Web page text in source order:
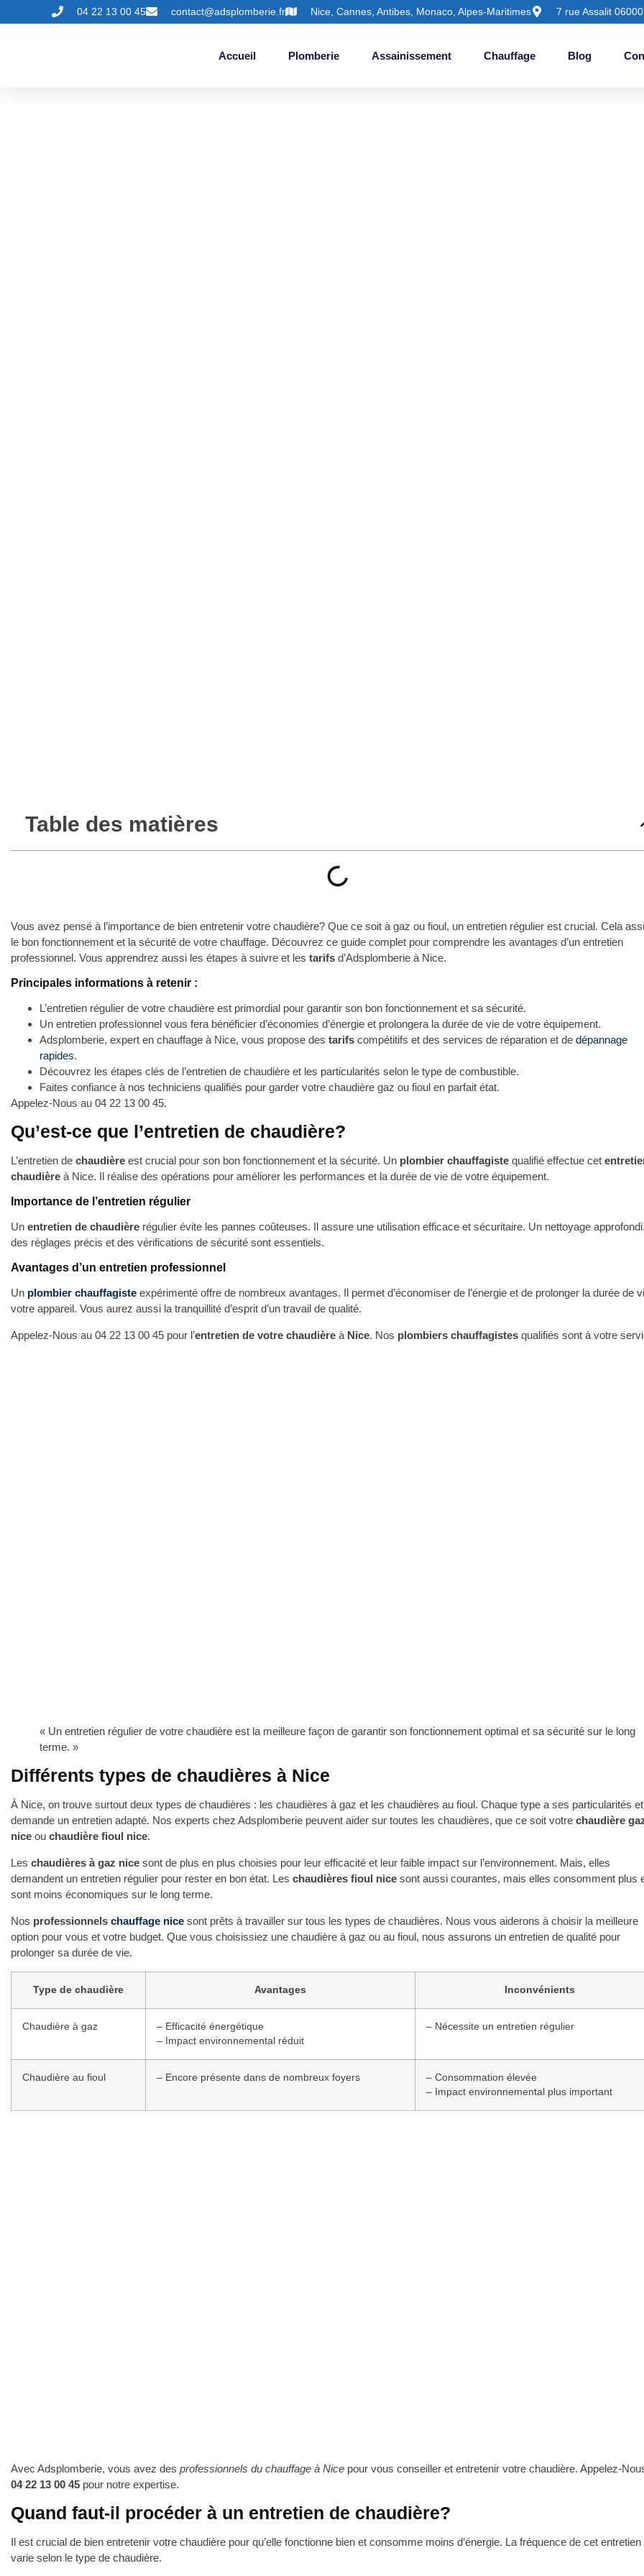
04 22 13 00 45 contact@adsplomberie.fr Nice, Cannes, Antibes, Monaco, Alpes-Maritimes 7 rue Assalit
Accueil Plomberie Assainissement Chauffage Blog
Table des matières
Vous avez pensé à l’importance de bien entretenir votre chaudière? Que ce soit à gaz ou fioul, un entretien régulier est crucial. Cela
le bon fonctionnement et la sécurité de votre chauffage. Découvrez ce guide complet pour comprendre les avantages d’un entretien
professionnel. Vous apprendrez aussi les étapes à suivre et les tarifs d’Adsplomberie à Nice.
Principales informations à retenir :
L’entretien régulier de votre chaudière est primordial pour garantir son bon fonctionnement et sa sécurité.
Un entretien professionnel vous fera bénéficier d’économies d’énergie et prolongera la durée de vie de votre équipement.
Adsplomberie, expert en chauffage à Nice, vous propose des tarifs compétitifs et des services de réparation et de dépannage
rapides.
Découvrez les étapes clés de l’entretien de chaudière et les particularités selon le type de combustible.
Faites confiance à nos techniciens qualifiés pour garder votre chaudière gaz ou fioul en parfait état.
Appelez-Nous au 04 22 13 00 45.
Qu’est-ce que l’entretien de chaudière?
L’entretien de chaudière est crucial pour son bon fonctionnement et la sécurité. Un plombier chauffagiste qualifié effectue cet
chaudière à Nice. Il réalise des opérations pour améliorer les performances et la durée de vie de votre équipement.
Importance de l’entretien régulier
Un entretien de chaudière régulier évite les pannes coûteuses. Il assure une utilisation efficace et sécuritaire. Un nettoyage
des réglages précis et des vérifications de sécurité sont essentiels.
Avantages d’un entretien professionnel
Un plombier chauffagiste expérimenté offre de nombreux avantages. Il permet d’économiser de l’énergie et de prolonger la durée de
votre appareil. Vous aurez aussi la tranquillité d’esprit d’un travail de qualité.
Appelez-Nous au 04 22 13 00 45 pour l’entretien de votre chaudière à Nice. Nos plombiers chauffagistes qualifiés sont à votre
« Un entretien régulier de votre chaudière est la meilleure façon de garantir son fonctionnement optimal et sa sécurité sur le long
terme. »
Différents types de chaudières à Nice
À Nice, on trouve surtout deux types de chaudières : les chaudières à gaz et les chaudières au fioul. Chaque type a ses particularités et
demande un entretien adapté. Nos experts chez Adsplomberie peuvent aider sur toutes les chaudières, que ce soit votre chaudière
nice ou chaudière fioul nice.
Les chaudières à gaz nice sont de plus en plus choisies pour leur efficacité et leur faible impact sur l’environnement. Mais, elles
demandent un entretien régulier pour rester en bon état. Les chaudières fioul nice sont aussi courantes, mais elles consomment plus
sont moins économiques sur le long terme.
Nos professionnels chauffage nice sont prêts à travailler sur tous les types de chaudières. Nous vous aiderons à choisir la meilleure
option pour vous et votre budget. Que vous choisissiez une chaudière à gaz ou au fioul, nous assurons un entretien de qualité pour
prolonger sa durée de vie.
Type de chaudière Avantages Inconvénients
Chaudière à gaz
– Efficacité énergétique
– Impact environnemental réduit
– Nécessite un entretien régulier
Chaudière au fioul – Encore présente dans de nombreux foyers
– Consommation élevée
– Impact environnemental plus important
Avec Adsplomberie, vous avez des professionnels du chauffage à Nice pour vous conseiller et entretenir votre chaudière. Appelez-
04 22 13 00 45 pour notre expertise.
Quand faut-il procéder à un entretien de chaudière?
Il est crucial de bien entretenir votre chaudière pour qu’elle fonctionne bien et consomme moins d’énergie. La fréquence de cet entretien
varie selon le type de chaudière.